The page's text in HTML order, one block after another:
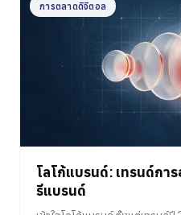
การตลาดดิจิตอล
โลโก้แบรนด์: เทรนด์กา
รีแบรนด์